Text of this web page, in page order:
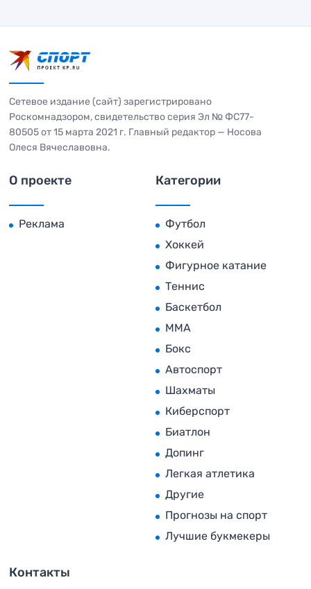
Сетевое издание (сайт) зарегистрировано
Роскомнадзором, свидетельство серия Эл № ФС77-
80505 от 15 марта 2021 г. Главный редактор — Носова
Олеся Вячеславовна.
О проекте
Реклама
Категории
Футбол
Хоккей
Фигурное катание
Теннис
Баскетбол
MMA
Бокс
Автоспорт
Шахматы
Киберспорт
Биатлон
Допинг
Легкая атлетика
Другие
Прогнозы на спорт
Лучшие букмекеры
Контакты